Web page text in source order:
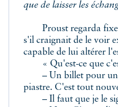
que de laisser les
Proust regarda
s'il craignait de le voir
capable de lui altérer
« Qu'est-ce que
– Un billet pour une
piastre. C'est tout
– Il faut que je le